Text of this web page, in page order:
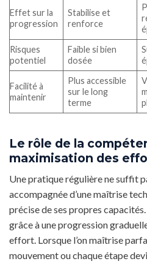
Effet sur la
progression
Stabilise et
renforce
Risques
potentiel
Faible si bien
dosée
Facilité à
maintenir
Plus accessible
sur le long
terme
Le rôle de la
maximisation des
Une pratique régulière ne suffit
accompagnée d’une maîtrise
précise de ses propres
grâce à une progression
effort. Lorsque l’on maîtrise
mouvement ou chaque étape